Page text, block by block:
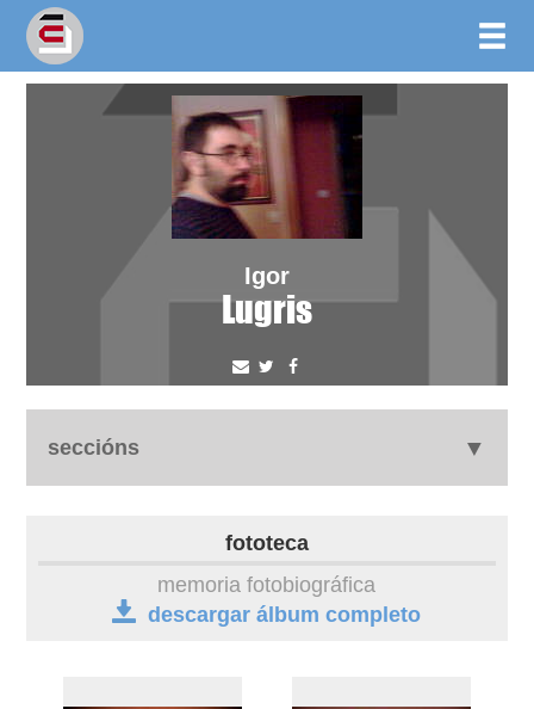
Igor
Lugris
seccións
fototeca
memoria fotobiográfica
descargar álbum completo